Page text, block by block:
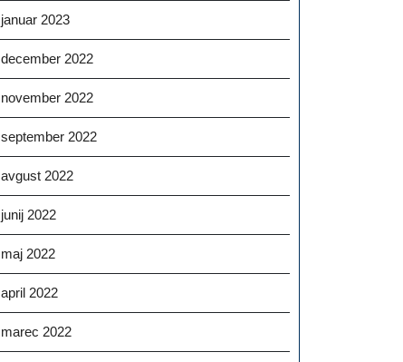
januar 2023
december 2022
november 2022
september 2022
avgust 2022
junij 2022
maj 2022
april 2022
marec 2022